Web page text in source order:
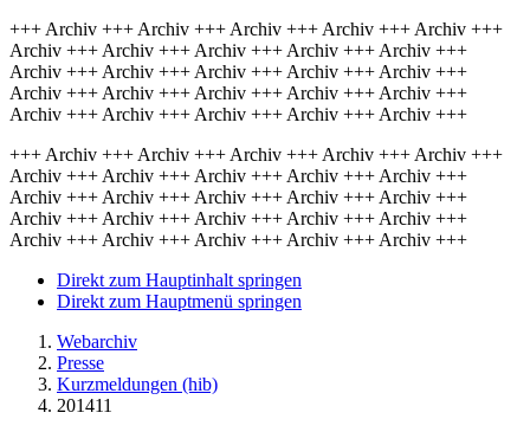
+++ Archiv +++ Archiv +++ Archiv +++ Archiv +++ Archiv +++
Archiv +++ Archiv +++ Archiv +++ Archiv +++ Archiv +++
Archiv +++ Archiv +++ Archiv +++ Archiv +++ Archiv +++
Archiv +++ Archiv +++ Archiv +++ Archiv +++ Archiv +++
Archiv +++ Archiv +++ Archiv +++ Archiv +++ Archiv +++
+++ Archiv +++ Archiv +++ Archiv +++ Archiv +++ Archiv +++
Archiv +++ Archiv +++ Archiv +++ Archiv +++ Archiv +++
Archiv +++ Archiv +++ Archiv +++ Archiv +++ Archiv +++
Archiv +++ Archiv +++ Archiv +++ Archiv +++ Archiv +++
Archiv +++ Archiv +++ Archiv +++ Archiv +++ Archiv +++
Direkt zum Hauptinhalt springen
Direkt zum Hauptmenü springen
Webarchiv
Presse
Kurzmeldungen (hib)
201411